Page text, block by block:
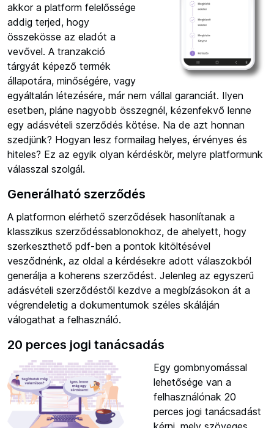
akkor a platform felelőssége
addig terjed, hogy
összekösse az eladót a
vevővel. A tranzakció
tárgyát képező termék
állapotára, minőségére, vagy
egyáltalán létezésére, már nem vállal garanciát. Ilyen
esetben, pláne nagyobb összegnél, kézenfekvő lenne
egy adásvételi szerződés kötése. Na de azt honnan
szedjünk? Hogyan lesz formailag helyes, érvényes és
hiteles? Ez az egyik olyan kérdéskör, melyre platformunk
válasszal szolgál.
Generálható szerződés
A platformon elérhető szerződések hasonlítanak a
klasszikus szerződéssablonokhoz, de ahelyett, hogy
szerkeszthető pdf-ben a pontok kitöltésével
vesződnénk, az oldal a kérdésekre adott válaszokból
generálja a koherens szerződést. Jelenleg az egyszerű
adásvételi szerződéstől kezdve a megbízásokon át a
végrendeletig a dokumentumok széles skáláján
válogathat a felhasználó.
20 perces jogi tanácsadás
Egy gombnyomással
lehetősége van a
felhasználónak 20
perces jogi tanácsadást